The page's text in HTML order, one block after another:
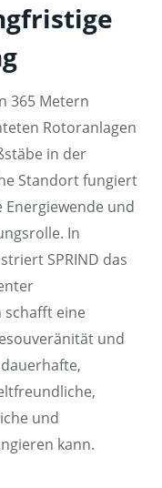
365 Metern
Rotoranlagen
in der
Standort fungiert
und
In
SPRIND das
schafft eine
und
und
kann.